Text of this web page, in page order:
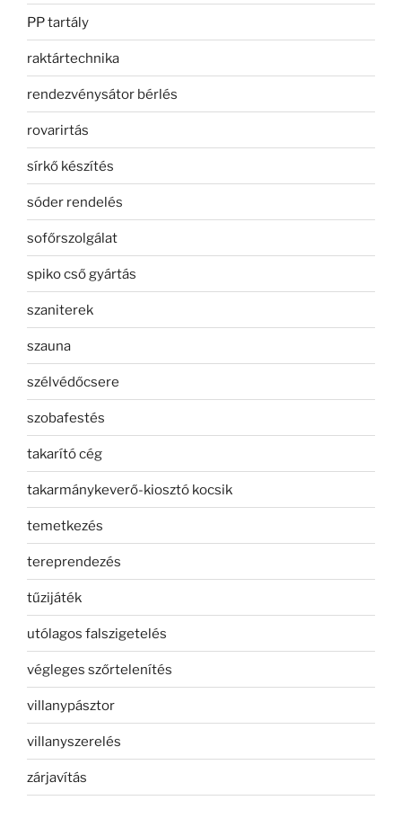
PP tartály
raktártechnika
rendezvénysátor bérlés
rovarirtás
sírkő készítés
sóder rendelés
sofőrszolgálat
spiko cső gyártás
szaniterek
szauna
szélvédőcsere
szobafestés
takarító cég
takarmánykeverő-kiosztó kocsik
temetkezés
tereprendezés
tűzijáték
utólagos falszigetelés
végleges szőrtelenítés
villanypásztor
villanyszerelés
zárjavítás